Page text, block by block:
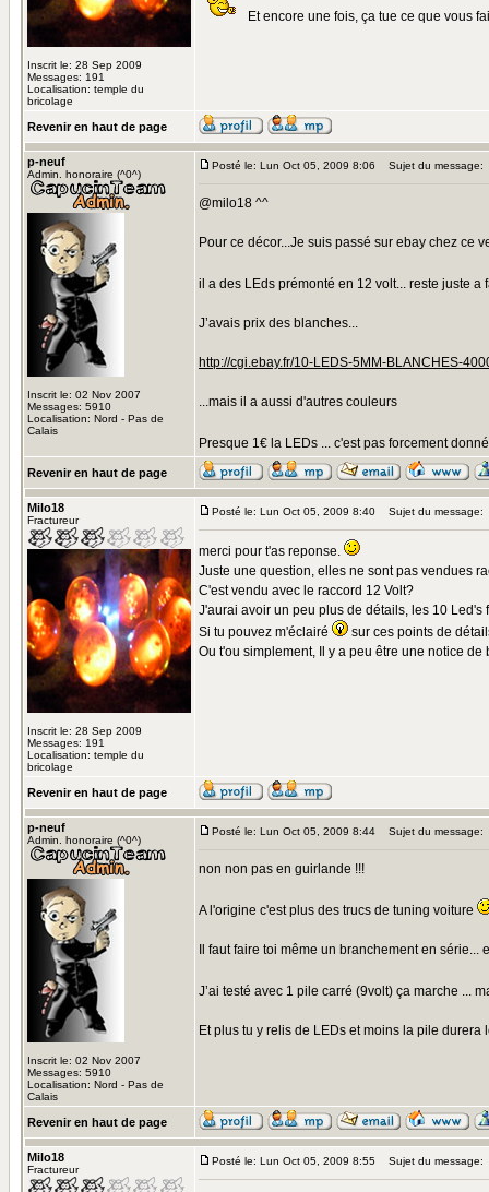
Inscrit le: 28 Sep 2009
Messages: 191
Localisation: temple du
bricolage
Et encore une fois, ça tue ce que vous
Revenir en haut de page
p-neuf
Admin. honoraire (^0^)
Inscrit le: 02 Nov 2007
Messages: 5910
Localisation: Nord - Pas de
Calais
Posté le: Lun Oct 05, 2009 8:06 Sujet du message:
@milo18 ^^
Pour ce décor...Je suis passé sur ebay chez ce
il a des LEds prémonté en 12 volt... reste juste
J’avais prix des blanches...
http://cgi.ebay.fr/10-LEDS-5MM-BLANCHES-
...mais il a aussi d'autres couleurs
Presque 1€ la LEDs ... c'est pas forcement
Revenir en haut de page
Milo18
Fractureur
Inscrit le: 28 Sep 2009
Messages: 191
Localisation: temple du
bricolage
Posté le: Lun Oct 05, 2009 8:40 Sujet du message:
merci pour t'as reponse.
Juste une question, elles ne sont pas vendues
C'est vendu avec le raccord 12 Volt?
J'aurai avoir un peu plus de détails, les 10
Si tu pouvez m'éclairé
sur ces points de
Ou t'ou simplement, Il y a peu être une notice de
Revenir en haut de page
p-neuf
Admin. honoraire (^0^)
Inscrit le: 02 Nov 2007
Messages: 5910
Localisation: Nord - Pas de
Calais
Posté le: Lun Oct 05, 2009 8:44 Sujet du message:
non non pas en guirlande !!!
A l'origine c'est plus des trucs de tuning voiture
Il faut faire toi même un branchement en
J’ai testé avec 1 pile carré (9volt) ça marche ...
Et plus tu y relis de LEDs et moins la pile
Revenir en haut de page
Milo18
Fractureur
Posté le: Lun Oct 05, 2009 8:55 Sujet du message: